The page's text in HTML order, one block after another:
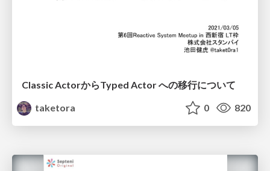
Classic ActorからTyped Actor への移行について
taketora
0 820